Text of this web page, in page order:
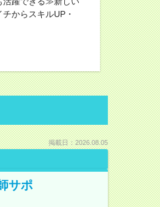
からスキルUP・
掲載日：2026.08.05
サポ